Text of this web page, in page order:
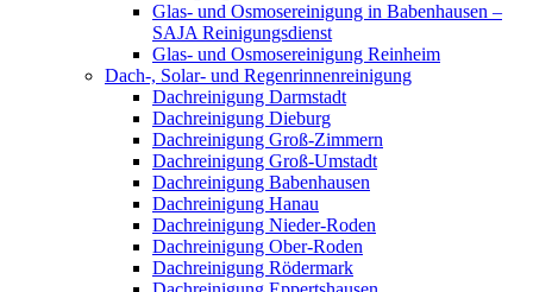
Glas- und Osmosereinigung in Babenhausen –
SAJA Reinigungsdienst
Glas- und Osmosereinigung Reinheim
Dach-, Solar- und Regenrinnenreinigung
Dachreinigung Darmstadt
Dachreinigung Dieburg
Dachreinigung Groß-Zimmern
Dachreinigung Groß-Umstadt
Dachreinigung Babenhausen
Dachreinigung Hanau
Dachreinigung Nieder-Roden
Dachreinigung Ober-Roden
Dachreinigung Rödermark